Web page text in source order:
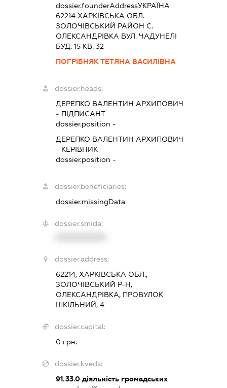
dossier.founderAddressУКРАЇНА
62214 ХАРКIВСЬКА ОБЛ.
ЗОЛОЧIВСЬКИЙ РАЙОН С.
ОЛЕКСАНДРІВКА ВУЛ. ЧАДУНЕЛІ
БУД. 15 КВ. 32
ПОГРІБНЯК ТЕТЯНА ВАСИЛІВНА
dossier.heads:
ДЕРЕПКО ВАЛЕНТИН АРХИПОВИЧ
- ПІДПИСАНТ
dossier.position -
ДЕРЕПКО ВАЛЕНТИН АРХИПОВИЧ
- КЕРІВНИК
dossier.position -
dossier.beneficiaries:
dossier.missingData
dossier.smida:
dossier.address:
62214, ХАРКІВСЬКА ОБЛ.,
ЗОЛОЧІВСЬКИЙ Р-Н,
ОЛЕКСАНДРІВКА, ПРОВУЛОК
ШКІЛЬНИЙ, 4
dossier.capital:
0 грн.
dossier.kveds:
91.33.0діяльність громадських